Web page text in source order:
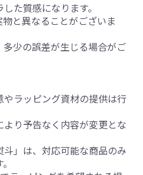
た質感になります。
と異なることがございま
多少の誤差が生じる場合がご
ラッピング資材の提供は行
り予告なく内容が変更とな
」は、対応可能な商品のみ